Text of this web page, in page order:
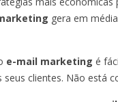
gera em
e-mail marketing é
clientes. Não está